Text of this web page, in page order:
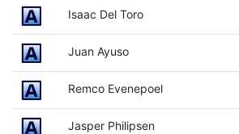
Isaac Del Toro
Juan Ayuso
Remco Evenepoel
Jasper Philipsen